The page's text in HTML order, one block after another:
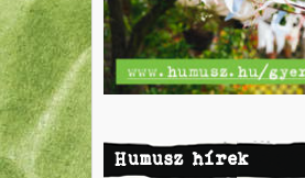
Humusz hírek